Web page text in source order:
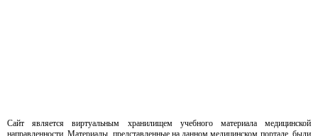
Сайт является виртуальным хранилищем учебного материала медицинской
направленности. Материалы, представленные на данном медицинском портале, были